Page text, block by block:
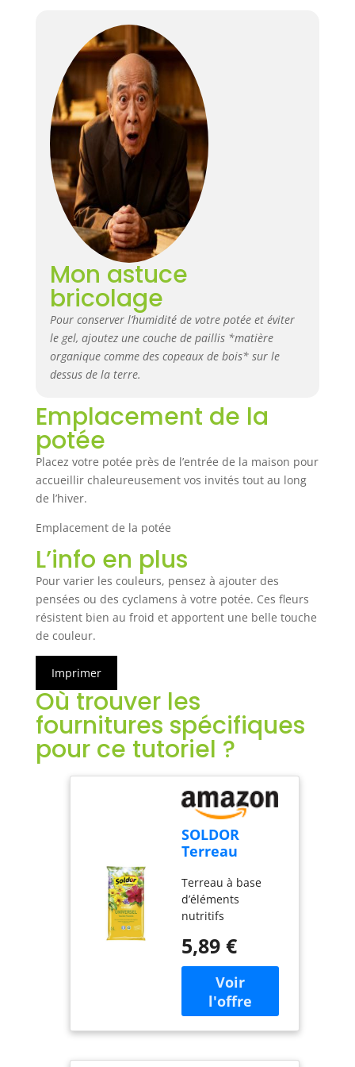
Mon astuce
bricolage
Pour conserver l’humidité de votre potée et éviter
le gel, ajoutez une couche de paillis *matière
organique comme des copeaux de bois* sur le
dessus de la terre.
Emplacement de la
potée
Placez votre potée près de l’entrée de la maison pour
accueillir chaleureusement vos invités tout au long
de l’hiver.
Emplacement de la potée
L’info en plus
Pour varier les couleurs, pensez à ajouter des
pensées ou des cyclamens à votre potée. Ces fleurs
résistent bien au froid et apportent une belle touche
de couleur.
Imprimer
Où trouver les
fournitures spécifiques
pour ce tutoriel ?
SOLDOR
Terreau
Toutes
Plantes, UAB,
6 L
Terreau à base
d’éléments
nutritifs
permettre une
croissance
optimale et un
épanouissement
harmonieux, Pour
un grand nombre
5,89 €